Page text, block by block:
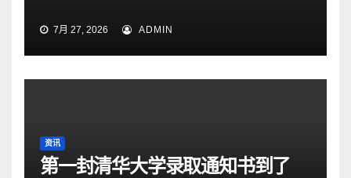
7月 27, 2026 ADMIN
资讯
第一封清华大学录取通知书到了